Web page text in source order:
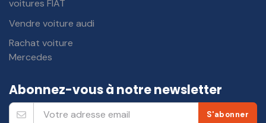
voitures FIAT
Vendre voiture audi
Rachat voiture
Mercedes
Abonnez-vous à notre newsletter
S'abonner